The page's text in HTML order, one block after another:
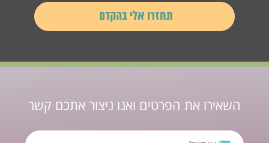
השאירו את הפרטים ואנו ניצור אתכם קשר